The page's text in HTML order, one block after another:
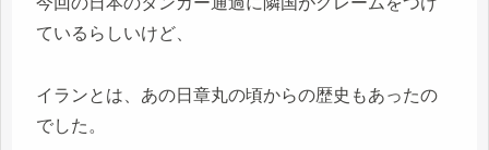
ているらしいけど、
イランとは、あの日章丸の頃からの歴史もあったの
でした。